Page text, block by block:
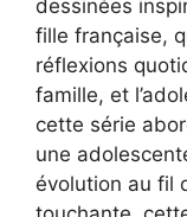
dessinées
fille française,
réflexions
famille, et
cette série
une
évolution au fil